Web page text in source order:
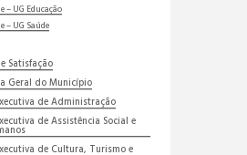
– UG Educação
– UG Saúde
Satisfação
Geral do Município
de Administração
de Assistência Social e
de Cultura, Turismo e